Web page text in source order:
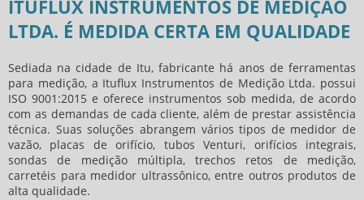
ITUFLUX INSTRUMENTOS DE MEDIÇÃO
LTDA. É MEDIDA CERTA EM QUALIDADE
Sediada na cidade de Itu, fabricante há anos de ferramentas
para medição, a Ituflux Instrumentos de Medição Ltda. possui
ISO 9001:2015 e oferece instrumentos sob medida, de acordo
com as demandas de cada cliente, além de prestar assistência
técnica. Suas soluções abrangem vários tipos de medidor de
vazão, placas de orifício, tubos Venturi, orifícios integrais,
sondas de medição múltipla, trechos retos de medição,
carretéis para medidor ultrassônico, entre outros produtos de
alta qualidade.